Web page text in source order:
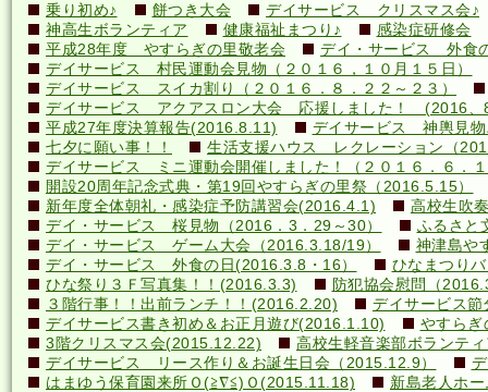
乗り初め♪
餅つき大会
デイサービス クリスマス会♪
神高生ボランティア
健康福祉まつり♪
感染症研修会
平成28年度 やすらぎの里敬老会
デイ・サービス 外食
デイサービス 村民運動会見物（２０１６，１０月１５日）
デイサービス スイカ割り（２０１６．８．２２～２３）
デイサービス アクアスロン大会 応援しました！ (2016、
平成27年度決算報告(2016.8.11)
デイサービス 神輿見物
七夕に願い事！！
生活支援ハウス レクレーション（
デイサービス ミニ運動会開催しました！（２０１６．６．
開設20周年記念式典・第19回やすらぎの里祭（2016.5.15）
新年度全体朝礼・感染症予防講習会(2016.4.1)
高校生吹
デイ・サービス 桜見物（2016．3．29～30）
ふるさと
デイ・サービス ゲーム大会（2016.3.18/19）
神津島や
デイ・サービス 外食の日(2016.3.8・16）
ひなまつり
ひな祭り３Ｆ写真集！！(2016.3.3)
防犯協会慰問（
３階行事！！出前ランチ！！(2016.2.20)
デイサービス
デイサービス書き初め＆お正月遊び(2016.1.10)
やすら
3階クリスマス会(2015.12.22)
高校生軽音楽部ボランテ
デイサービス リース作り＆お誕生日会（2015.12.9）
はまゆう保育園来所Ｏ(≧∇≦)Ｏ(2015.11.18)
新島老人ホ